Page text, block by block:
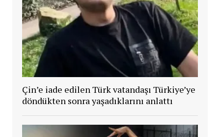
Çin’e iade edilen Türk vatandaşı Türkiye’ye
döndükten sonra yaşadıklarını anlattı